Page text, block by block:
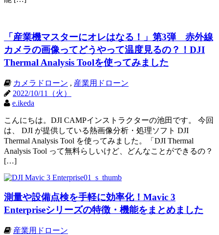
「産業機マスターにオレはなる！」第3弾 赤外線
カメラの画像ってどうやって温度見るの？！DJI
Thermal Analysis Toolを使ってみました
カメラドローン , 産業用ドローン
2022/10/11（火）
e.ikeda
こんにちは。DJI CAMPインストラクターの池田です。 今回
は、 DJI が提供している熱画像分析・処理ソフト DJI
Thermal Analysis Tool を使ってみました。「DJI Thermal
Analysis Tool って無料らしいけど、どんなことができるの？
[…]
測量や設備点検を手軽に効率化！Mavic 3
Enterpriseシリーズの特徴・機能をまとめました
産業用ドローン